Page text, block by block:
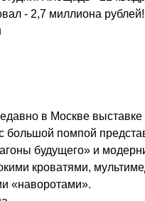
- 2,7 миллиона рублей!
в Мос­кве выставке
большой помпой
будущего» и
кроватями,
«наворотами».